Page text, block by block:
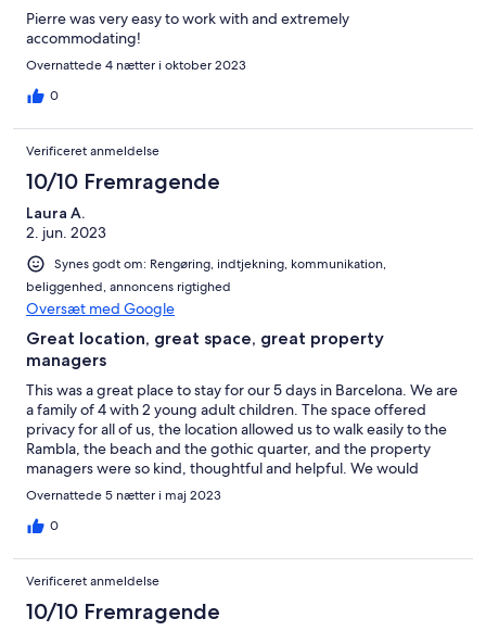
Pierre was very easy to work with and extremely
accommodating!
Overnattede 4 nætter i oktober 2023
0
Verificeret anmeldelse
10/10 Fremragende
Laura A.
2. jun. 2023
Synes godt om: Rengøring, indtjekning, kommunikation,
beliggenhed, annoncens rigtighed
Oversæt med Google
Great location, great space, great property
managers
This was a great place to stay for our 5 days in Barcelona. We are
a family of 4 with 2 young adult children. The space offered
privacy for all of us, the location allowed us to walk easily to the
Rambla, the beach and the gothic quarter, and the property
managers were so kind, thoughtful and helpful. We would
absolutely stay here again!!
Overnattede 5 nætter i maj 2023
0
Verificeret anmeldelse
10/10 Fremragende